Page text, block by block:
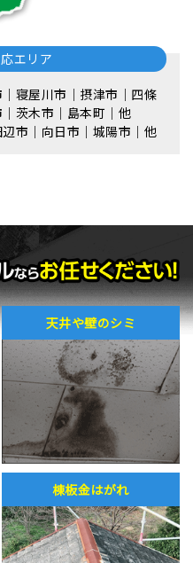
エリア
寝屋川市｜摂津市｜四條
茨木市｜島本町｜他
市｜向日市｜城陽市｜他
天井や壁のシミ
棟板金はがれ